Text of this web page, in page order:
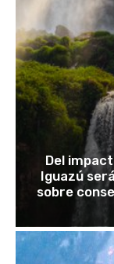
Del
Iguazú
sobre